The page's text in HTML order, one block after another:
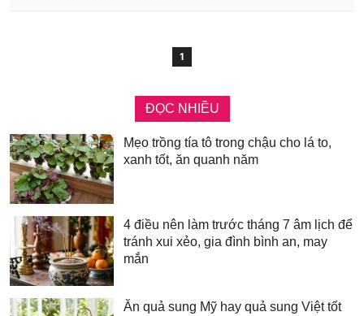
1
ĐỌC NHIỀU
Mẹo trồng tía tô trong chậu cho lá to,
xanh tốt, ăn quanh năm
4 điều nên làm trước tháng 7 âm lịch để
tránh xui xẻo, gia đình bình an, may
mắn
Ăn quả sung Mỹ hay quả sung Việt tốt